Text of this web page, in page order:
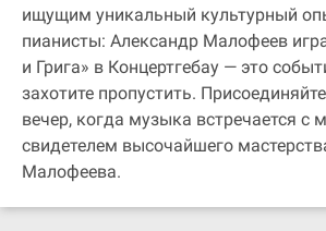
ищущим уникальный культурный
пианисты: Александр Малофеев
и Грига» в Концертгебау — это
захотите пропустить.
вечер, когда музыка встречается с
свидетелем высочайшего
Малофеева.